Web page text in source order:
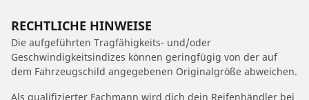
RECHTLICHE HINWEISE
Die aufgeführten Tragfähigkeits- und/oder
Geschwindigkeitsindizes können geringfügig von der auf
dem Fahrzeugschild angegebenen Originalgröße abweichen.
Als qualifizierter Fachmann wird dich dein Reifenhändler bei